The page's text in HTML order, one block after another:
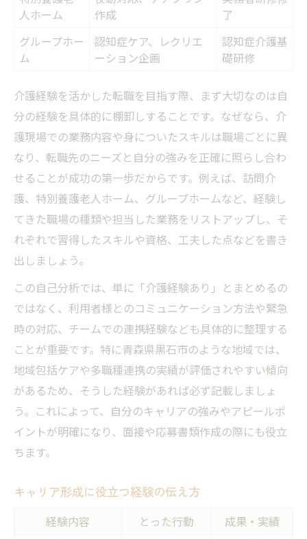
即戦力として活躍できる経験の強み
介護経験が面接で有利になる場面
転職成功者が語る経験活用の秘訣
経験に基づく自己PRの具体例
ブランク明けも安心な職場選びのコツとは
ブランク明け歓迎の職場特徴比較表
復職時に活かせる介護経験とは
安心して働けるサポート体制の見極め方
経験を活かせる復職成功のポイント
職場選びで重視したい経験者の視点
多様なスキルで黒石市の介護求人に挑戦
多様な経験が活きる求人の特徴を知る
経験別に見る応募先選びのポイント
スキルマッチ度を高める自己PR術
介護経験者が挑戦しやすい求人傾向
子育て支援と両立できる介護キャリア形成法
子育てと介護経験を両立する働き方比較
育児と両立できる介護職の選び方
家事・育児と両立しやすい職場環境
子育て支援が充実した雇用形態とは
人ホーム
作成
了
グループホー
ム
認知症ケア、レクリエ
ーション企画
認知症介護基
礎研修
介護経験を活かした転職を目指す際、まず大切なのは自
分の経験を具体的に棚卸しすることです。なぜなら、介
護現場での業務内容や身についたスキルは職場ごとに異
なり、転職先のニーズと自分の強みを正確に照らし合わ
せることが成功の第一歩だからです。例えば、訪問介
護、特別養護老人ホーム、グループホームなど、経験し
てきた職場の種類や担当した業務をリストアップし、そ
れぞれで習得したスキルや資格、工夫した点などを書き
出しましょう。
この自己分析では、単に「介護経験あり」とまとめるの
ではなく、利用者様とのコミュニケーション方法や緊急
時の対応、チームでの連携経験なども具体的に整理する
ことが重要です。特に青森県黒石市のような地域では、
地域包括ケアや多職種連携の実績が評価されやすい傾向
があるため、そうした経験があれば必ず記載しましょ
う。これによって、自分のキャリアの強みやアピールポ
イントが明確になり、面接や応募書類作成の際にも役立
ちます。
キャリア形成に役立つ経験の伝え方
経験内容 とった行動
成果・実績